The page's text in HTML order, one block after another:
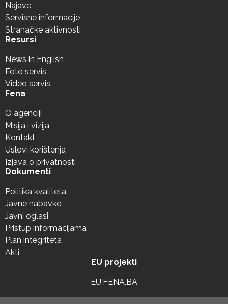
Najave
Servisne informacije
Stranačke aktivnosti
Resursi
News in English
Foto servis
Video servis
Fena
O agenciji
Misija i vizija
Kontakt
Uslovi korištenja
Izjava o privatnosti
Dokumenti
Politika kvaliteta
Javne nabavke
Javni oglasi
Pristup informacijama
Plan integriteta
Akti
EU projekti
EU.FENA.BA